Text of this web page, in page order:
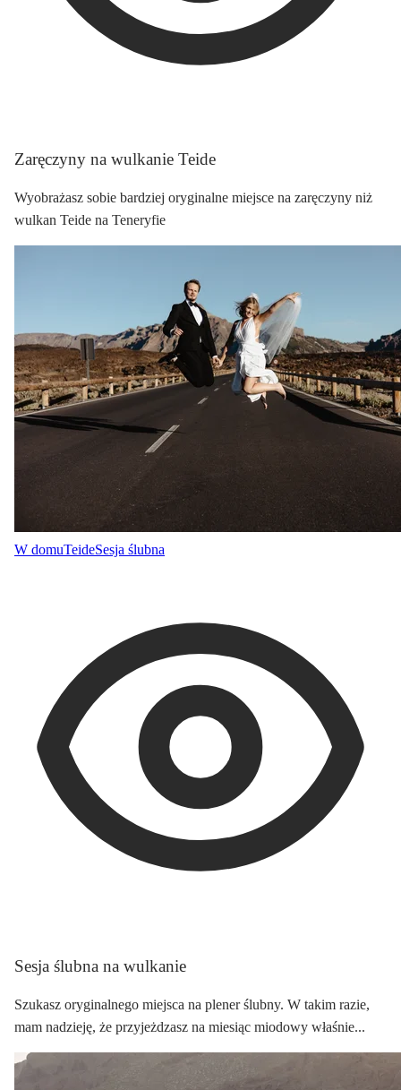
Zaręczyny na wulkanie Teide
Wyobrażasz sobie bardziej oryginalne miejsce na zaręczyny niż
wulkan Teide na Teneryfie
W domuTeideSesja ślubna
Sesja ślubna na wulkanie
Szukasz oryginalnego miejsca na plener ślubny. W takim razie,
mam nadzieję, że przyjeżdzasz na miesiąc miodowy właśnie...